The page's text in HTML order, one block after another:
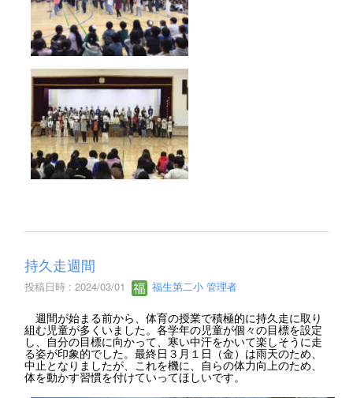
持久走週間
投稿日時 : 2024/03/01 福生第二小 管理者
週間が始まる前から、体育の授業で積極的に持久走に取り
組む児童が多くいました。各学年の児童が個々の目標を設定
し、自分の目標に向かって、寒い中汗をかいて楽しそうに走
る姿が印象的でした。最終日３月１日（金）は雨天のため、
中止となりましたが、これを機に、自らの体力向上のため、
体を動かす習慣を付けていってほしいです。